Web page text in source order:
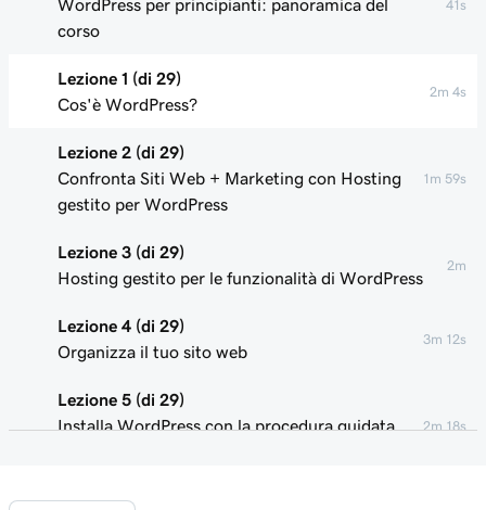
WordPress per principianti: panoramica del
corso
41s
Lezione 1 (di 29)
Cos'è WordPress?
2m 4s
Lezione 2 (di 29)
Confronta Siti Web + Marketing con Hosting
gestito per WordPress
1m 59s
Lezione 3 (di 29)
Hosting gestito per le funzionalità di WordPress
2m
Lezione 4 (di 29)
Organizza il tuo sito web
3m 12s
Lezione 5 (di 29)
Installa WordPress con la procedura guidata
2m 18s
Lezione 6 (di 29)